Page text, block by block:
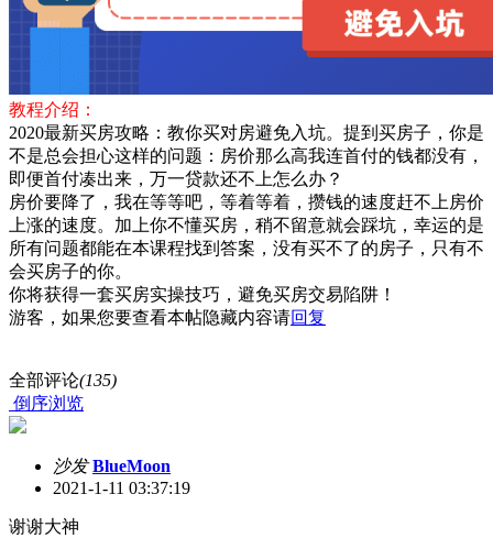
教程介绍：
2020最新买房攻略：教你买对房避免入坑。提到买房子，你是
不是总会担心这样的问题：房价那么高我连首付的钱都没有，
即便首付凑出来，万一贷款还不上怎么办？
房价要降了，我在等等吧，等着等着，攒钱的速度赶不上房价
上涨的速度。加上你不懂买房，稍不留意就会踩坑，幸运的是
所有问题都能在本课程找到答案，没有买不了的房子，只有不
会买房子的你。
你将获得一套买房实操技巧，避免买房交易陷阱！
游客，如果您要查看本帖隐藏内容请回复
全部评论(135)
倒序浏览
沙发 BlueMoon
2021-1-11 03:37:19
谢谢大神